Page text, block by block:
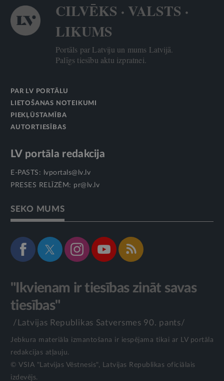
CILVĒKS · VALSTS ·
LIKUMS
Portāls par Latviju un mums Latvijā.
Palīgs tiesību aktu izpratnei.
PAR LV PORTĀLU
LIETOŠANAS NOTEIKUMI
PIEKĻŪSTAMĪBA
AUTORTIESĪBAS
LV portāla redakcija
E-PASTS:
lvportals@lv.lv
PRESES RELĪZĒM: pr@lv.lv
SEKO MUMS
"Ikvienam ir tiesības zināt savas
tiesības"
/Latvijas Republikas Satversmes 90. pants/
Jebkura materiāla izmantošana ir iespējama tikai ar LV portāla
redakcijas atļauju.
© VSIA "Latvijas Vēstnesis", Latvijas Republikas oficiālais
izdevējs.